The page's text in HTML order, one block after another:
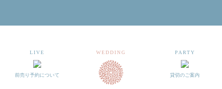
LIVE
前売り予約について
WEDDING PARTY
貸切のご案内